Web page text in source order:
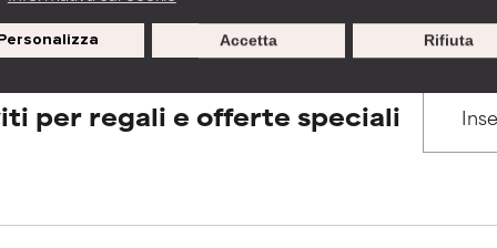
Rifiuta
Accetta
infiammazioni, secchezza, ecc. Può offrire benefici solo in
che fa più male che bene.
infiammazioni, secchezza, ecc. Può offrire benefici solo in
che fa più male che bene.
per regali e offerte speciali